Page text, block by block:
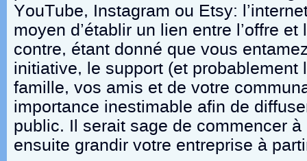
YouTube, Instagram ou Etsy:
moyen d’établir un lien entre l’offre
contre, étant donné que vous
initiative, le support (et probablement
famille, vos amis et de votre
importance inestimable afin de
public. Il serait sage de commencer
ensuite grandir votre entreprise à